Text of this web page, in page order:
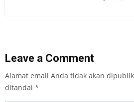
Leave a Comment
Alamat email Anda tidak akan
ditandai *